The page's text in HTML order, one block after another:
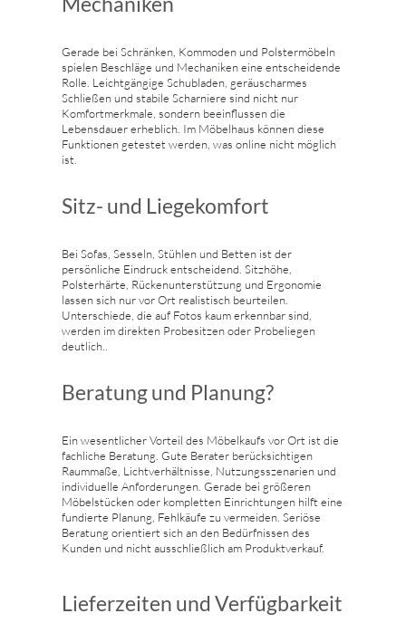
Gerade bei Schränken, Kommoden und Polstermöbeln
spielen Beschläge und Mechaniken eine entscheidende
Rolle. Leichtgängige Schubladen, geräuscharmes
Schließen und stabile Scharniere sind nicht nur
Komfortmerkmale, sondern beeinflussen die
Lebensdauer erheblich. Im Möbelhaus können diese
Funktionen getestet werden, was online nicht möglich
ist.
Sitz- und Liegekomfort
Bei Sofas, Sesseln, Stühlen und Betten ist der
persönliche Eindruck entscheidend. Sitzhöhe,
Polsterhärte, Rückenunterstützung und Ergonomie
lassen sich nur vor Ort realistisch beurteilen.
Unterschiede, die auf Fotos kaum erkennbar sind,
werden im direkten Probesitzen oder Probeliegen
deutlich..
Beratung und Planung?
Ein wesentlicher Vorteil des Möbelkaufs vor Ort ist die
fachliche Beratung. Gute Berater berücksichtigen
Raummaße, Lichtverhältnisse, Nutzungsszenarien und
individuelle Anforderungen. Gerade bei größeren
Möbelstücken oder kompletten Einrichtungen hilft eine
fundierte Planung, Fehlkäufe zu vermeiden. Seriöse
Beratung orientiert sich an den Bedürfnissen des
Kunden und nicht ausschließlich am Produktverkauf.
Lieferzeiten und Verfügbarkeit